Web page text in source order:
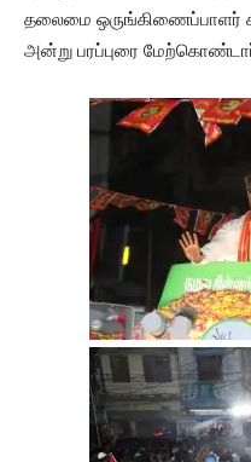
தலைமை ஒருங்கிணைப்பாளர்
அன்று பரப்புரை